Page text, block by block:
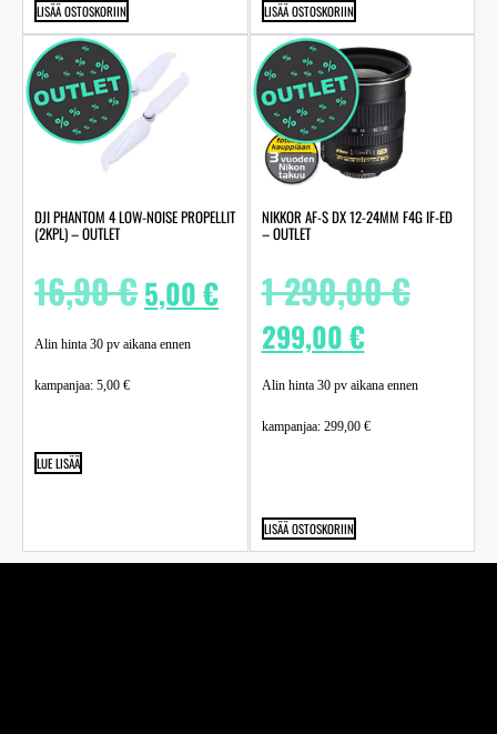
LISÄÄ OSTOSKORIIN LISÄÄ OSTOSKORIIN
DJI PHANTOM 4 LOW-NOISE PROPELLIT
(2KPL) – OUTLET
16,90€5,00€
Alin hinta 30 pv aikana ennen
kampanjaa: 5,00 €
LUE LISÄÄ
NIKKOR AF-S DX 12-24MM F4G IF-ED
– OUTLET
1 290,00€
299,00€
Alin hinta 30 pv aikana ennen
kampanjaa: 299,00 €
LISÄÄ OSTOSKORIIN